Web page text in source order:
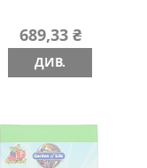
689,33 ₴
ДИВ.